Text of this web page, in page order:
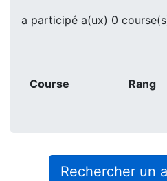
a participé a(ux) 0
Course Rang
Rechercher un